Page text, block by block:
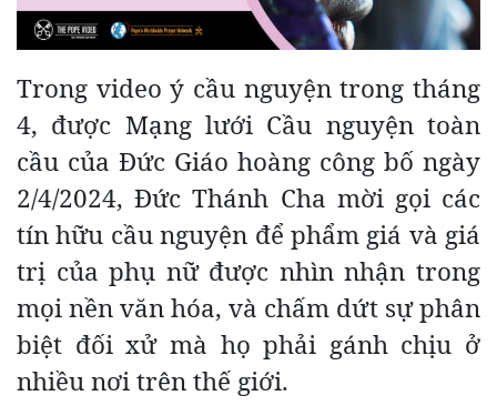
Trong video ý cầu nguyện trong tháng
4, được Mạng lưới Cầu nguyện toàn
cầu của Đức Giáo hoàng công bố ngày
2/4/2024, Đức Thánh Cha mời gọi các
tín hữu cầu nguyện để phẩm giá và giá
trị của phụ nữ được nhìn nhận trong
mọi nền văn hóa, và chấm dứt sự phân
biệt đối xử mà họ phải gánh chịu ở
nhiều nơi trên thế giới.